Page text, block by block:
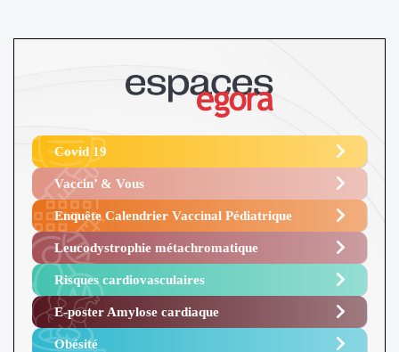
Covid 19
Vaccin’ & Vous
Enquête Calendrier Vaccinal Pédiatrique
Leucodystrophie métachromatique
Risques cardiovasculaires
E-poster Amylose cardiaque ​
Obésité ​